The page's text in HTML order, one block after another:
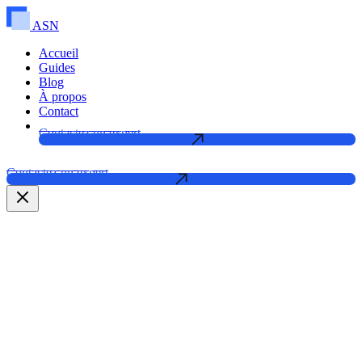
ASN
Accueil
Guides
Blog
À propos
Contact
Contactez un expert
Contactez un expert